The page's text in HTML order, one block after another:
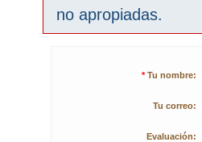
no apropiadas.
* Tu nombre:
Tu correo:
Evaluación: